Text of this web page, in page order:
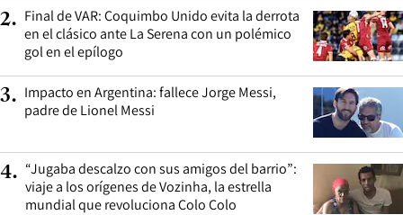
2. Final de VAR: Coquimbo Unido evita la derrota
en el clásico ante La Serena con un polémico
gol en el epílogo
3. Impacto en Argentina: fallece Jorge Messi,
padre de Lionel Messi
4. “Jugaba descalzo con sus amigos del barrio”:
viaje a los orígenes de Vozinha, la estrella
mundial que revoluciona Colo Colo